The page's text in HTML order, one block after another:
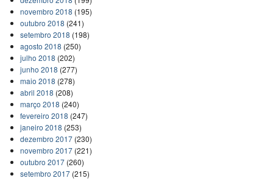
novembro 2018 (195)
outubro 2018 (241)
setembro 2018 (198)
agosto 2018 (250)
julho 2018 (202)
junho 2018 (277)
maio 2018 (278)
abril 2018 (208)
março 2018 (240)
fevereiro 2018 (247)
janeiro 2018 (253)
dezembro 2017(230)
novembro 2017(221)
outubro 2017(260)
setembro 2017(215)